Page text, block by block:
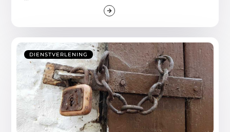
DIENSTVERLENING